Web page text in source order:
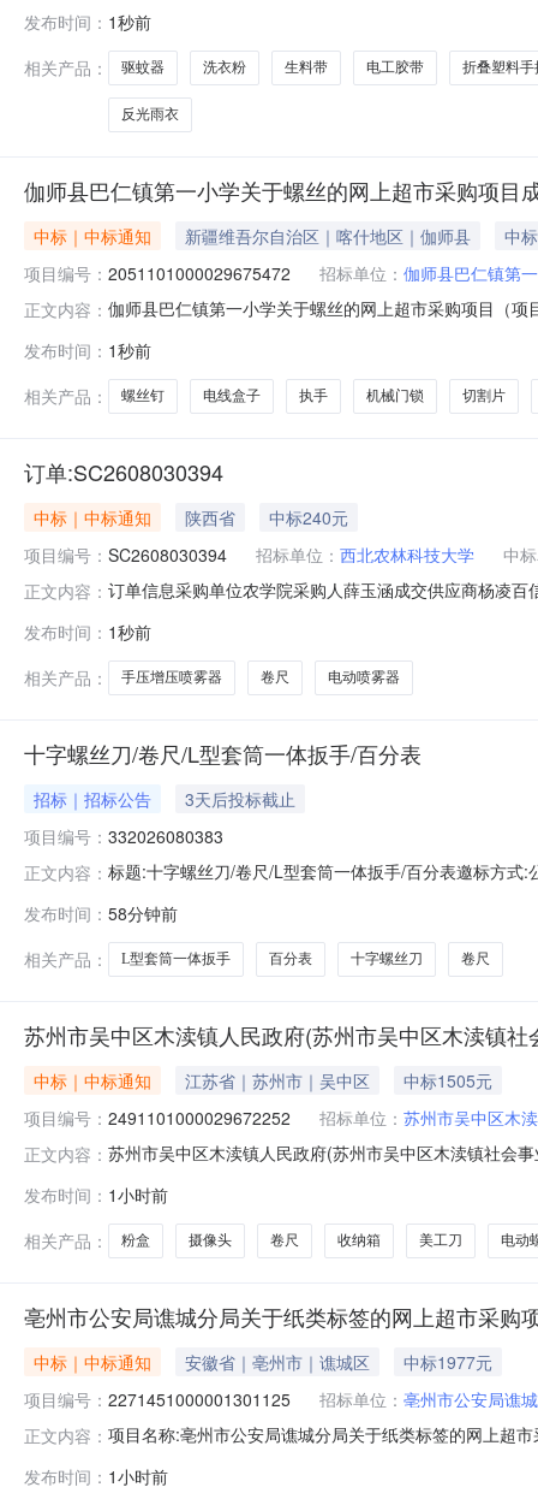
车小推车惠象1件1.001721722京喜1反光雨衣分体值勤
发布时间： 1秒前
相关产品：
驱蚊器 洗衣粉 生料带 电工胶带 折叠塑料手
反光雨衣
伽师县巴仁镇第一小学关于螺丝的网上超市采购项目
中标｜中标通知 新疆维吾尔自治区｜喀什地区｜伽师县
中
项目编号： 2051101000029675472 招标单位： 伽师县巴仁镇第
正文内容： 伽师县巴仁镇第一小学关于螺丝的网上超市采购项目（
码:653129项目所在行政区划名称:新疆维吾尔自治区喀
发布时间： 1秒前
相关产品：
螺丝钉 电线盒子 执手 机械门锁 切割片
订单:SC2608030394
中标｜中标通知 陕西省
中标240元
项目编号： SC2608030394 招标单位： 西北农林科技大学
中
正文内容： 订单信息采购单位农学院采购人薛玉涵成交供应商杨凌
发布时间： 1秒前
相关产品：
手压增压喷雾器 卷尺 电动喷雾器
十字螺丝刀/卷尺/L型套筒一体扳手/百分表
招标｜招标公告
3天后投标截止
项目编号： 332026080383
正文内容： 标题:十字螺丝刀/卷尺/L型套筒一体扳手/百分表邀标方
北一厂个7.03安徽信义智能机械有限公司卷尺,3M把5.04
发布时间： 58分钟前
相关产品：
L型套筒一体扳手 百分表 十字螺丝刀 卷尺
苏州市吴中区木渎镇人民政府(苏州市吴中区木渎镇
中标｜中标通知 江苏省｜苏州市｜吴中区
中标1505元
项目编号： 2491101000029672252 招标单位： 苏州市吴中区木
正文内容： 苏州市吴中区木渎镇人民政府(苏州市吴中区木渎镇社会
联系人:苏州市吴中区木渎镇人民政府(苏州市吴中区木
发布时间： 1小时前
相关产品：
粉盒 摄像头 卷尺 收纳箱 美工刀 电动
亳州市公安局谯城分局关于纸类标签的网上超市采购
中标｜中标通知 安徽省｜亳州市｜谯城区
中标1977元
项目编号： 2271451000001301125 招标单位： 亳州市公安局谯
正文内容： 项目名称:亳州市公安局谯城分局关于纸类标签的网上超
局采购单位地址:/三、成交信息交易方式:直接采购成交
发布时间： 1小时前